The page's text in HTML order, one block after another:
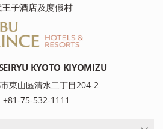
子酒店及度假村
KYOTO KIYOMIZU
東山區清水二丁目204-2
+81-75-532-1111